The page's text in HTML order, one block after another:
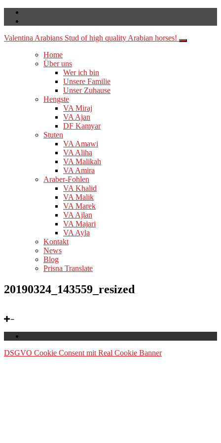
Valentina Arabians Stud of high quality Arabian horses!
Home
Über uns
Wer ich bin
Unsere Familie
Unser Zuhause
Hengste
VA Miraj
VA Ajan
DF Kamyar
Stuten
VA Amawi
VA Aliha
VA Malikah
VA Amira
Araber-Fohlen
VA Khalid
VA Malik
VA Marek
VA Ajlan
VA Majari
VA Ayla
Kontakt
News
Blog
Prisna Translate
20190324_143559_resized
DSGVO Cookie Consent mit Real Cookie Banner